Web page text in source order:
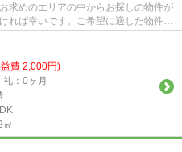
求めのエリアの中からお探しの物件が
れば幸いです。ご希望に適した物件を
費 2,000円)
：0ヶ月
㎡